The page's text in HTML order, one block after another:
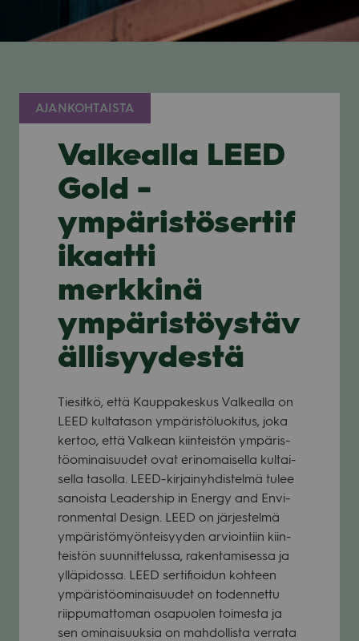
AJANKOHTAISTA
Valkealla LEED
Gold -
ympäristösertif
ikaatti
merkkinä
ympäristöystäv
ällisyydestä
Tie­sitkö, että Kaup­pa­kes­kus Val­kealla on
LEED kul­ta­ta­son ympä­ris­tö­luo­ki­tus, joka
ker­too, että Val­kean kiin­teis­tön ympä­ris­
tö­omi­nai­suu­det ovat erin­omai­sella kul­tai­
sella tasolla. LEED-kir­jai­nyh­dis­telmä tulee
sanoista Lea­ders­hip in Energy and Envi­
ron­men­tal Design. LEED on jär­jes­telmä
ympä­ris­tö­myön­tei­syy­den arvioin­tiin kiin­
teis­tön suun­nit­te­lussa, raken­ta­mi­sessa ja
yllä­pi­dossa. LEED ser­ti­fioi­dun koh­teen
ympä­ris­tö­omi­nai­suu­det on toden­nettu
riip­pu­mat­to­man osa­puo­len toi­mesta ja
sen omi­nai­suuk­sia on mah­dol­lista ver­rata